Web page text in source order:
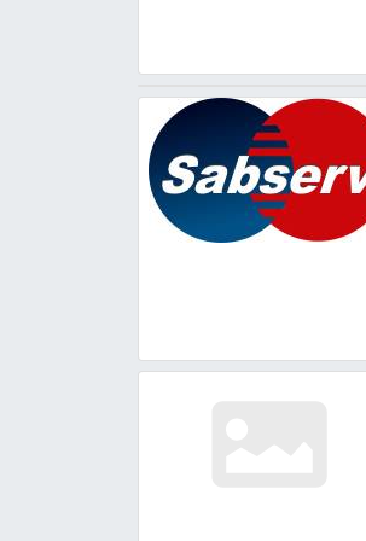
Cordeiro (1)
Curado (1)
Graças (1)
Ilha Joana Bezerra (1)
Imbiribeira (4)
Ipsep (5)
Iputinga (1)
Prado (1)